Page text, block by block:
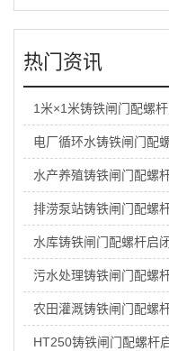
热门资讯
1米×1米铸铁闸门配螺
电厂循环水铸铁闸门配
水产养殖铸铁闸门配螺
排涝泵站铸铁闸门配螺
水库铸铁闸门配螺杆启
污水处理铸铁闸门配螺
农田灌溉铸铁闸门配螺
HT250铸铁闸门配螺杆